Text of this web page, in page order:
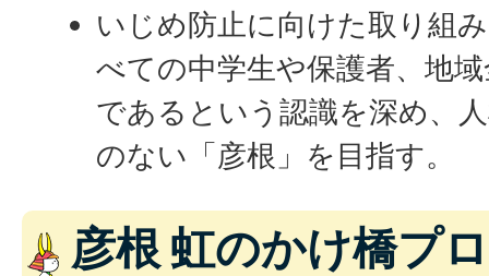
いじめ防止に向けた取り組
べての中学生や保護者、地
であるという認識を深め、
のない「彦根」を目指す。
彦根 虹のかけ橋プ